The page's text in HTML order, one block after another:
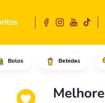
Bolos Bebidas
com a